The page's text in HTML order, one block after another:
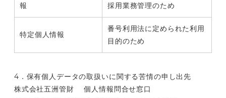
報
採用業務管理のため
特定個人情報
番号利用法に定められた利用
目的のため
4．保有個人データの取扱いに関する苦情の申し出先
株式会社五洲管財 個人情報問合せ窓口